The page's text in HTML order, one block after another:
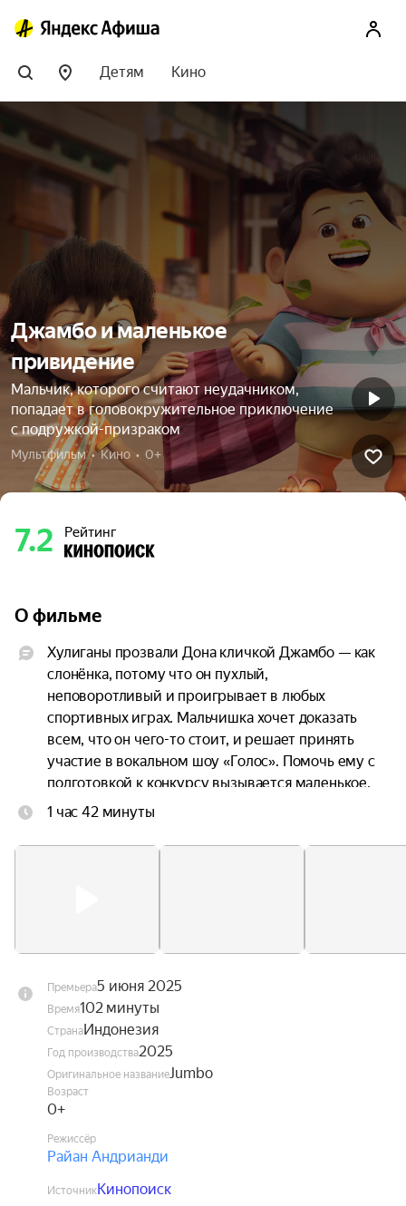
Детям Кино
Джамбо и маленькое
привидение
Мальчик, которого считают неудачником,
попадает в головокружительное приключение
с подружкой-призраком
Мультфильм  •  Кино  •  0+
7.2 Рейтинг
О фильме
Хулиганы прозвали Дона кличкой Джамбо — как
слонёнка, потому что он пухлый,
неповоротливый и проигрывает в любых
спортивных играх. Мальчишка хочет доказать
всем, что он чего-то стоит, и решает принять
участие в вокальном шоу «Голос». Помочь ему с
подготовкой к конкурсу вызывается маленькое,
но обаятельное привидение Мэри. Вместе
приключение, в ходе которого им предстоит
1 час 42 минуты
Премьера5 июня 2025
Время102 минуты
СтранаИндонезия
Год производства2025
Оригинальное названиеJumbo
Возраст
0+
Режиссёр
Райан Андрианди
ИсточникКинопоиск